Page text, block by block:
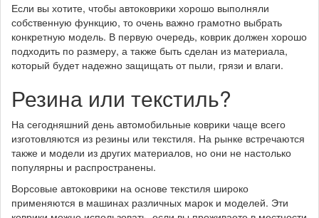
Если вы хотите, чтобы автоковрики хорошо выполняли
собственную функцию, то очень важно грамотно выбрать
конкретную модель. В первую очередь, коврик должен хорошо
подходить по размеру, а также быть сделан из материала,
который будет надежно защищать от пыли, грязи и влаги.
Резина или текстиль?
На сегодняшний день автомобильные коврики чаще всего
изготовляются из резины или текстиля. На рынке встречаются
также и модели из других материалов, но они не настолько
популярны и распространены.
Ворсовые автоковрики на основе текстиля широко
применяются в машинах различных марок и моделей. Эти